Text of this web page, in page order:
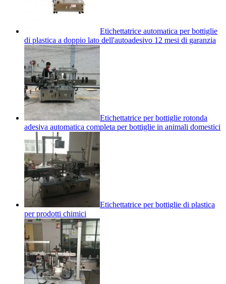
Etichettatrice automatica per bottiglie
di plastica a doppio lato dell'autoadesivo 12 mesi di garanzia
Etichettatrice per bottiglie rotonda
adesiva automatica completa per bottiglie in animali domestici
Etichettatrice per bottiglie di plastica
per prodotti chimici